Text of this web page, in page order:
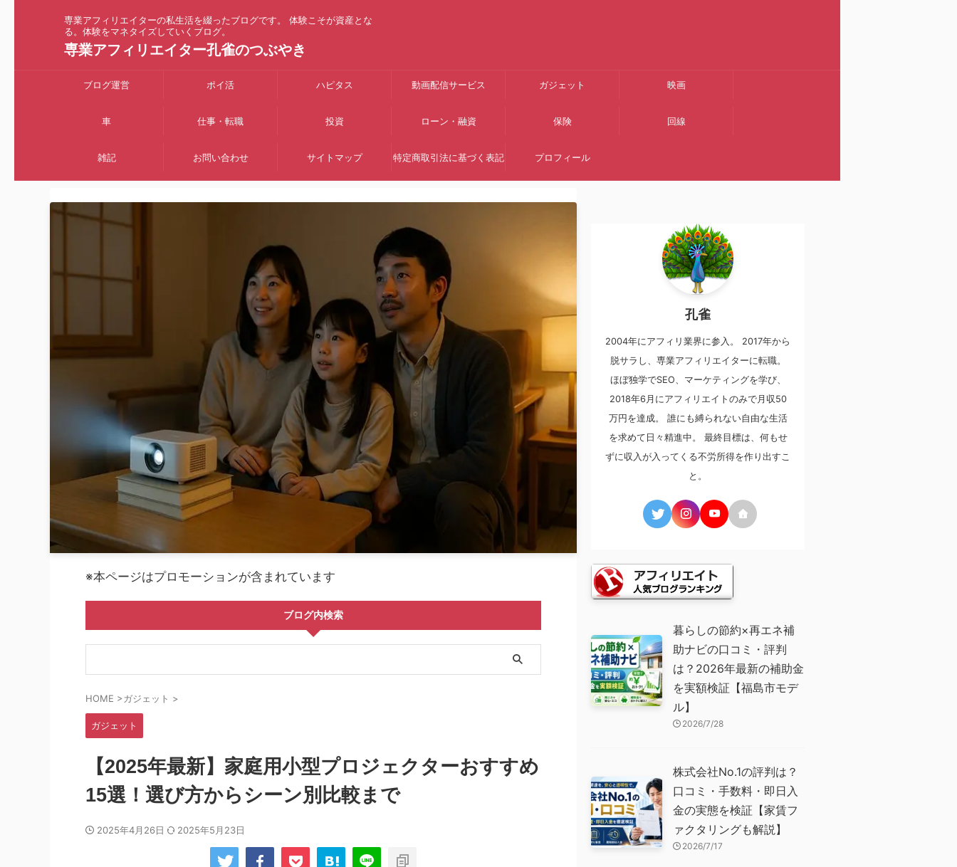
専業アフィリエイターの私生活を綴ったブログです。 体験こそが資産とな
る。体験をマネタイズしていくブログ。
専業アフィリエイター孔雀のつぶやき
ブログ運営 ポイ活 ハピタス 動画配信サービス ガジェット 映画
車 仕事・転職 投資 ローン・融資 保険 回線
雑記 お問い合わせ サイトマップ 特定商取引法に基づく表記 プロフィール
※本ページはプロモーションが含まれています
ブログ内検索
HOME >ガジェット >
ガジェット
【2025年最新】家庭用小型プロジェクターおすすめ
15選！選び方からシーン別比較まで
2025年4月26日 2025年5月23日
孔雀
2004年にアフィリ業界に参入。 2017年から
脱サラし、専業アフィリエイターに転職。
ほぼ独学でSEO、マーケティングを学び、
2018年6月にアフィリエイトのみで月収50
万円を達成。 誰にも縛られない自由な生活
を求めて日々精進中。 最終目標は、何もせ
ずに収入が入ってくる不労所得を作り出すこ
と。
暮らしの節約×再エネ補
助ナビの口コミ・評判
は？2026年最新の補助金
を実額検証【福島市モデ
ル】
2026/7/28
株式会社No.1の評判は？
口コミ・手数料・即日入
金の実態を検証【家賃フ
ァクタリングも解説】
2026/7/17